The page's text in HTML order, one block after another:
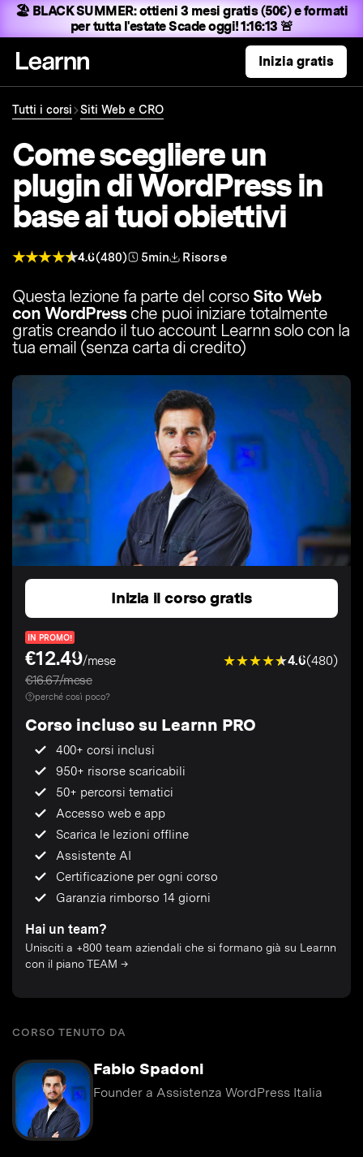
🏖️ BLACK SUMMER:ottieni 3 mesi gratis (50€) e formati
per tutta l'estateScade oggi! 1:16:12 🚨
Inizia gratis
Tutti i corsi Siti Web e CRO
Come scegliere un
plugin di WordPress in
base ai tuoi obiettivi
4.6(480) 5min Risorse
Questa lezione fa parte del corso Sito Web
con WordPressche puoi iniziare totalmente
gratis creando il tuo account Learnn solo con la
tua email (senza carta di credito)
Inizia il corso gratis
IN PROMO!
€12.49/mese
€16.67/mese
4.6(480)
perché così poco?
Corso incluso su Learnn PRO
400+ corsi inclusi
950+ risorse scaricabili
50+ percorsi tematici
Accesso web e app
Scarica le lezioni offline
Assistente AI
Certificazione per ogni corso
Garanzia rimborso 14 giorni
Hai un team?
Unisciti a +800 team aziendali che si formano già su Learnn
con il piano TEAM →
CORSO TENUTO DA
Fabio Spadoni
Founder a Assistenza WordPress Italia